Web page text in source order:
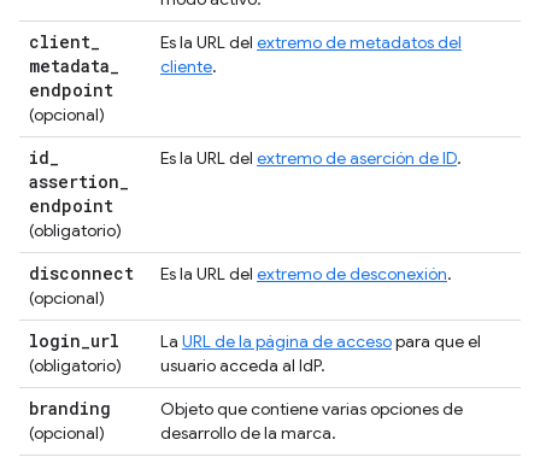
client_
metadata_
endpoint
(opcional)
Es la URL del extremo de metadatos del
cliente.
id_
assertion_
endpoint
(obligatorio)
Es la URL del extremo de aserción de ID.
disconnect
(opcional)
Es la URL del extremo de desconexión.
login_url
(obligatorio)
La URL de la página de accesopara que el
usuario acceda al IdP.
branding
(opcional)
Objeto que contiene varias opciones de
desarrollo de la marca.